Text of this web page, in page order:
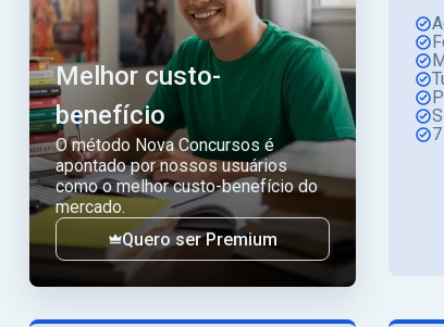
Melhor custo-
benefício
O método Nova Concursos é
apontado por nossos usuários
como o melhor custo-benefício do
mercado.
Quero ser Premium